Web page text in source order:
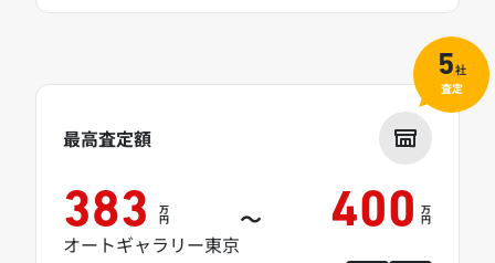
最高査定額
383 万
円 ～ 400 万
円
オートギャラリー東京
5社
査定